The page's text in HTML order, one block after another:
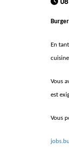
En
Vous
est
Vous